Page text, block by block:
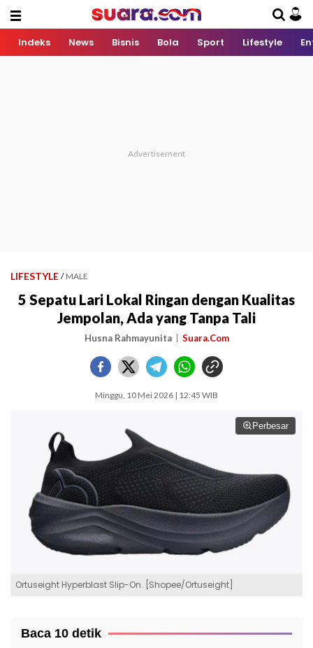
Indeks News Bisnis Bola Sport Lifestyle
LIFESTYLE / MALE
5 Sepatu Lari Lokal Ringan dengan Kualitas
Jempolan, Ada yang Tanpa Tali
Husna Rahmayunita Suara.Com
Minggu, 10 Mei 2026 | 12:45 WIB
Perbesar
Ortuseight Hyperblast Slip-On. [Shopee/Ortuseight]
Baca 10 detik